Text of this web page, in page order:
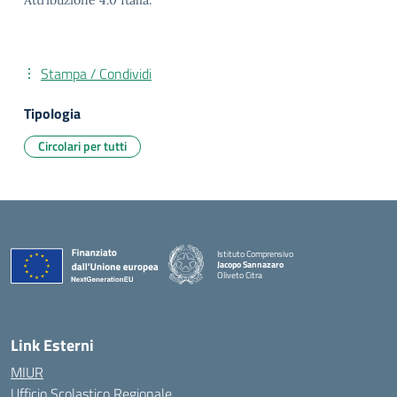
Stampa / Condividi
Tipologia
Circolari per tutti
Istituto Comprensivo
Jacopo Sannazaro
Oliveto Citra
Link Esterni
MIUR